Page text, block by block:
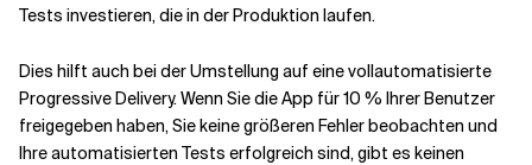
Tests investieren, die in der Produktion laufen.
Dies hilft auch bei der Umstellung auf eine vollautomatisierte
Progressive Delivery. Wenn Sie die App für 10 % Ihrer Benutzer
freigegeben haben, Sie keine größeren Fehler beobachten und
Ihre automatisierten Tests erfolgreich sind, gibt es keinen